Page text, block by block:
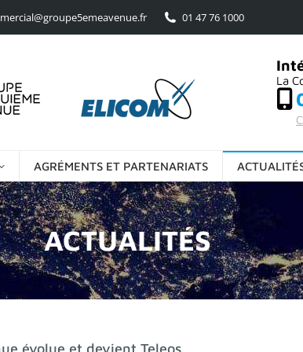
01 47 76 1000
La
AGRÉMENTS ET PARTENARIATS
ACTUALITÉS
évolue et devient Teleos